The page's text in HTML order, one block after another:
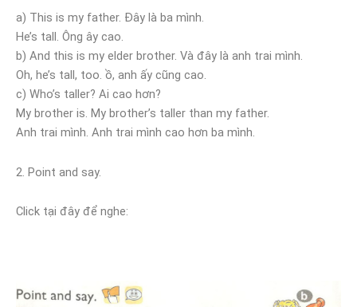
a) This is my father. Đây là ba mình.
He’s tall. Ông ây cao.
b) And this is my elder brother. Và đây là anh trai mình.
Oh, he’s tall, too. ồ, anh ấy cũng cao.
c) Who’s taller? Ai cao hơn?
My brother is. My brother’s taller than my father.
Anh trai mình. Anh trai mình cao hơn ba mình.
2. Point and say.
Click tại đây để nghe: